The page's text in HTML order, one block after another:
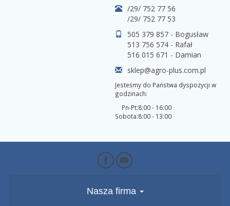
/29/ 752 77 56
/29/ 752 77 53
505 379 857 - Bogusław
513 756 574 - Rafał
516 015 671 - Damian
sklep@agro-plus.com.pl
Jesteśmy do Państwa dyspozycji w
godzinach:
Pn-Pt:
Sobota:
8:00 - 16:00
8:00 - 13:00
Nasza firma